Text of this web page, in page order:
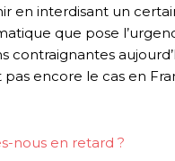
en interdisant un
que pose
contraignantes
pas encore le cas en
nous en retard ?